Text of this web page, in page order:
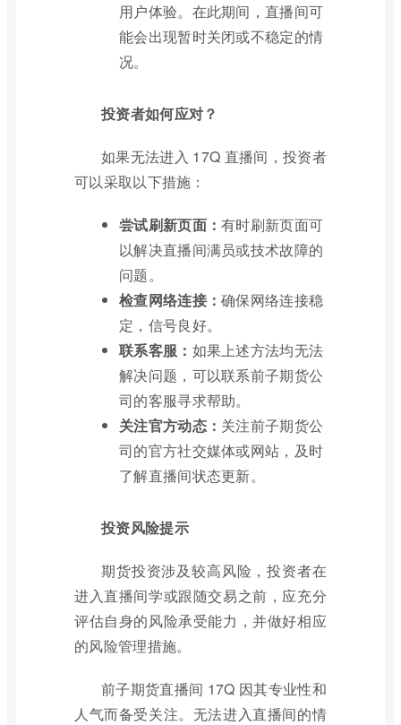
用户体验。在此期间，直播间可
能会出现暂时关闭或不稳定的情
况。
投资者如何应对？
如果无法进入 17Q 直播间，投资者
可以采取以下措施：
尝试刷新页面：有时刷新页面可
以解决直播间满员或技术故障的
问题。
检查网络连接：确保网络连接稳
定，信号良好。
联系客服： 如果上述方法均无法
解决问题，可以联系前子期货公
司的客服寻求帮助。
关注官方动态： 关注前子期货公
司的官方社交媒体或网站，及时
了解直播间状态更新。
投资风险提示
期货投资涉及较高风险，投资者在
进入直播间学或跟随交易之前，应充分
评估自身的风险承受能力，并做好相应
的风险管理措施。
前子期货直播间 17Q 因其专业性和
人气而备受关注。无法进入直播间的情